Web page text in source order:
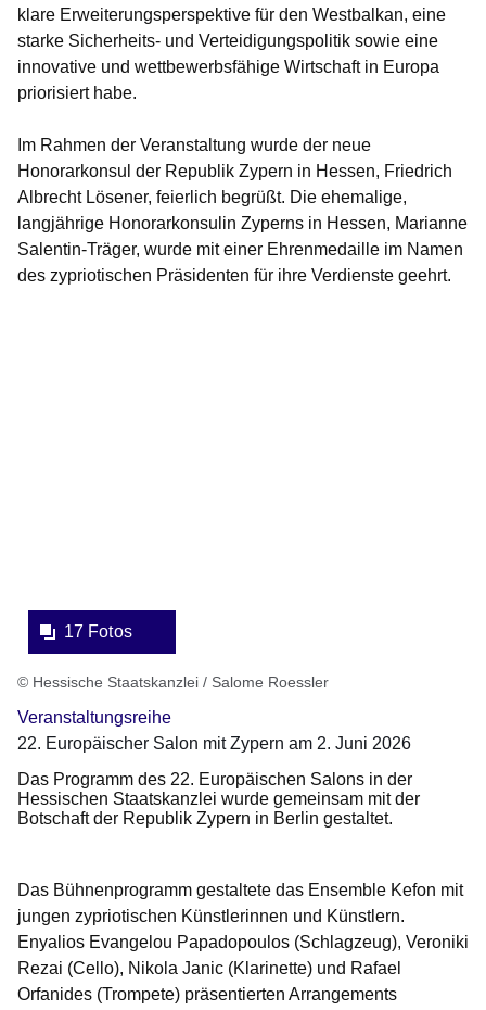
klare Erweiterungsperspektive für den Westbalkan, eine
starke Sicherheits- und Verteidigungspolitik sowie eine
innovative und wettbewerbsfähige Wirtschaft in Europa
priorisiert habe.
Im Rahmen der Veranstaltung wurde der neue
Honorarkonsul der Republik Zypern in Hessen, Friedrich
Albrecht Lösener, feierlich begrüßt. Die ehemalige,
langjährige Honorarkonsulin Zyperns in Hessen, Marianne
Salentin-Träger, wurde mit einer Ehrenmedaille im Namen
des zypriotischen Präsidenten für ihre Verdienste geehrt.
17 Fotos
© Hessische Staatskanzlei / Salome Roessler
Veranstaltungsreihe
22. Europäischer Salon mit Zypern am 2. Juni 2026
Das Programm des 22. Europäischen Salons in der
Hessischen Staatskanzlei wurde gemeinsam mit der
Botschaft der Republik Zypern in Berlin gestaltet.
Das Bühnenprogramm gestaltete das Ensemble Kefon mit
jungen zypriotischen Künstlerinnen und Künstlern.
Enyalios Evangelou Papadopoulos (Schlagzeug), Veroniki
Rezai (Cello), Nikola Janic (Klarinette) und Rafael
Orfanides (Trompete) präsentierten Arrangements